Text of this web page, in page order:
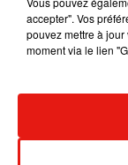
accepter". Vos
pouvez mettre à
moment via le lien